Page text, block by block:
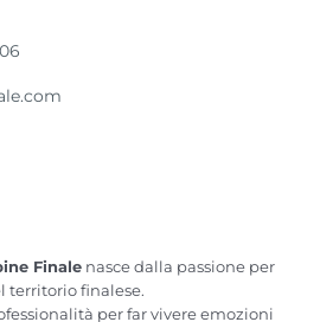
Finalenasce dalla passione per
territorio finalese.
per far vivere emozioni